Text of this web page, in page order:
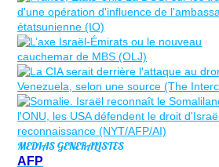
MEDIAS GENERALISTES
AFP